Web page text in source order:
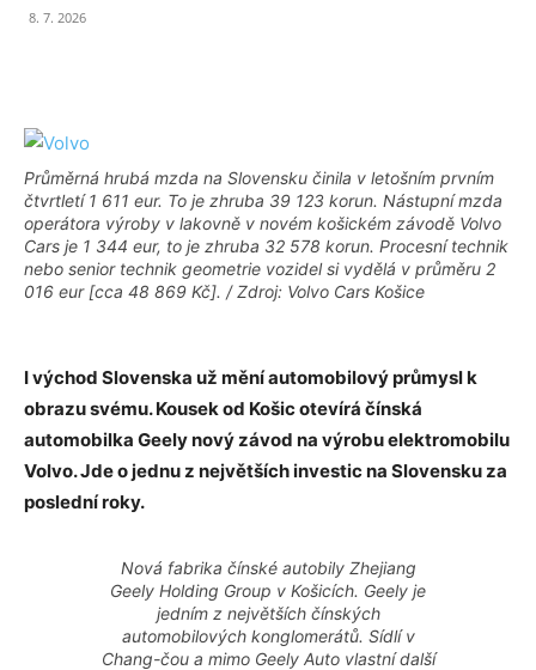
8. 7. 2026
Průměrná hrubá mzda na Slovensku činila v letošním prvním
čtvrtletí 1 611 eur. To je zhruba 39 123 korun. Nástupní mzda
operátora výroby v lakovně v novém košickém závodě Volvo
Cars je 1 344 eur, to je zhruba 32 578 korun. Procesní technik
nebo senior technik geometrie vozidel si vydělá v průměru 2
016 eur [cca 48 869 Kč]. / Zdroj: Volvo Cars Košice
I východ Slovenska už mění automobilový průmysl k
obrazu svému. Kousek od Košic otevírá čínská
automobilka Geely nový závod na výrobu elektromobilu
Volvo. Jde o jednu z největších investic na Slovensku za
poslední roky.
Nová fabrika čínské autobily Zhejiang
Geely Holding Group v Košicích. Geely je
jedním z největších čínských
automobilových konglomerátů. Sídlí v
Chang-čou a mimo Geely Auto vlastní další